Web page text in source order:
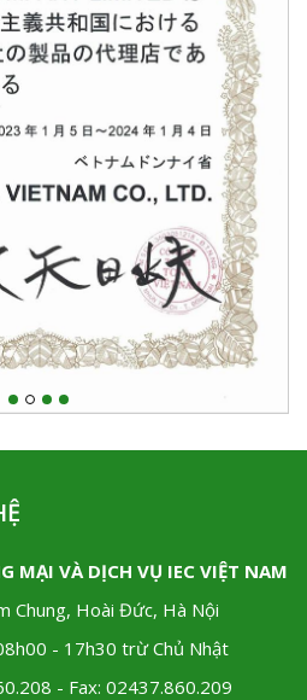
MẠI VÀ DỊCH VỤ IEC VIỆT NAM
Chung, Hoài Đức, Hà Nội
- 17h30 trừ Chủ Nhật
- Fax: 02437.860.209